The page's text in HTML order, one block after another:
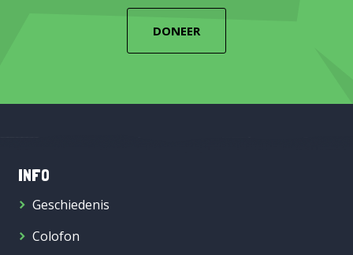
DONEER
INFO
Geschiedenis
Colofon